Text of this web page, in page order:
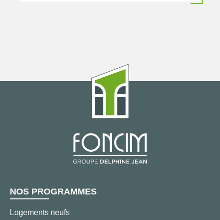
NOS PROGRAMMES
Logements neufs